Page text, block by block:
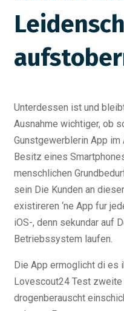
Unterdessen ist und
Ausnahme wichtiger, ob
Gunstgewerblerin App
Besitz eines
menschlichen
sein Die Kunden an
existireren ‘ne App fur
iOS-, denn sekundar auf
Betriebssystem laufen.
Die App ermoglicht di es
Lovescout24 Test
drogenberauscht